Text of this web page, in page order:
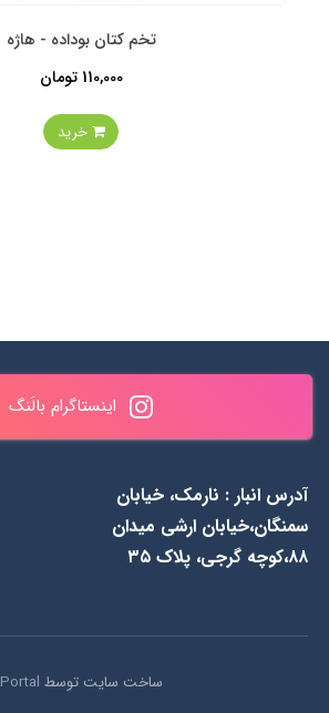
تخم کتان بوداده - هاژه
110,000 تومان
خرید
اینستاگرام بالَنگ
ساعات پاسخگویی : همه روزه
۵۵ ۴۸ ۰۹۱۲
آدرس انبار : نارمک، خیابان
سمنگان،خیابان ارشی میدان
۸۸،کوچه گرجی، پلاک ۳۵
ساخت سایت توسط Portal